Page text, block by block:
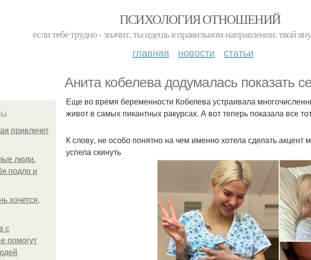
ПСИХОЛОГИЯ ОТНОШЕНИЙ
если тебе трудно - значит, ты идешь в правильном направлении. твой
главная новости статьи
Анита кобелева додумалась показать
привлечет
люди.
подло и
хочется,
с
помогут
Еще во время беременности Кобелева устраивала
живот в самых пикантных ракурсах. А вот теперь показала все
К слову, не особо понятно на чем именно хотела сделать
успела скинуть